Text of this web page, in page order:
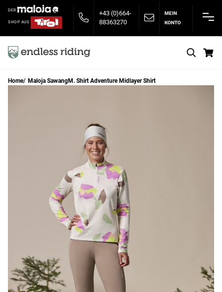
DER
SHOP AUS
+43 (0)664-
88363270
MEIN
KONTO
Home Maloja SawangM. Shirt Adventure Midlayer Shirt